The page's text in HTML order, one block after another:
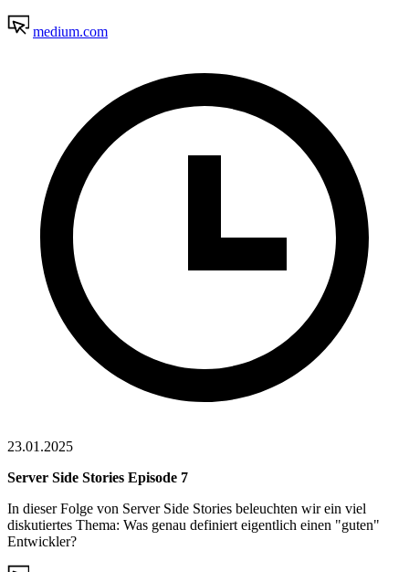
medium.com
23.01.2025
Server Side Stories Episode 7
In dieser Folge von Server Side Stories beleuchten wir ein viel
diskutiertes Thema: Was genau definiert eigentlich einen "guten"
Entwickler?